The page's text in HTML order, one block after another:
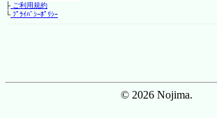
├ご利用規約
└ﾌﾟﾗｲﾊﾞｼｰﾎﾟﾘｼｰ
© 2026 Nojima.